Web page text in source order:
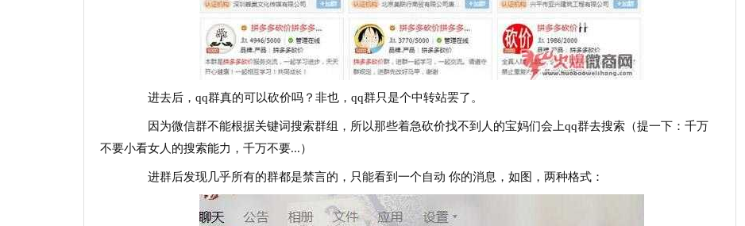
进去后，qq群真的可以砍价吗？非也，qq群只是个中转站罢了。
因为微信群不能根据关键词搜索群组，所以那些着急砍价找不到人的宝妈们会上qq群去搜索（提一下：千万
不要小看女人的搜索能力，千万不要...）
进群后发现几乎所有的群都是禁言的，只能看到一个自动 你的消息，如图，两种格式：